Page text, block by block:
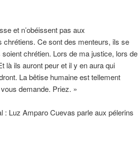
et n’obéissent pas aux
Ce sont des menteurs, ils se
chrétien. Lors de ma justice, lors de
là ils auront peur et il y en aura qui
La bêtise humaine est tellement
demande. Priez. »
: Luz Amparo Cuevas parle aux pélerins